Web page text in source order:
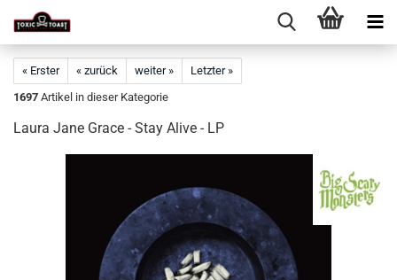
« Erster « zurück weiter »
Letzter »
1697 Artikel in dieser Kategorie
Laura Jane Grace - Stay Alive - LP